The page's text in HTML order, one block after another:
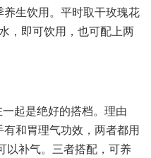
生饮用。平时取干玫瑰花
，即可饮用，也可配上两
起是绝好的搭档。理由
和胃理气功效，两者都用
以补气。三者搭配，可养